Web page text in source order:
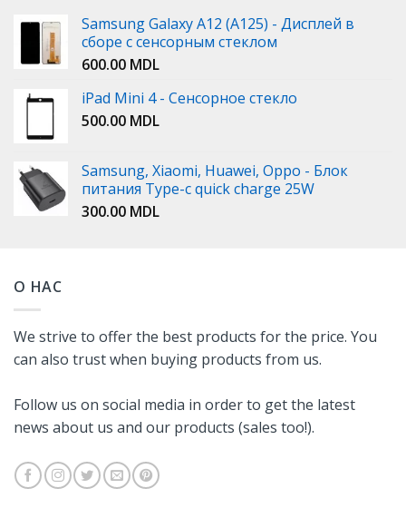
Samsung Galaxy A12 (A125) - Дисплей в
сборе с сенсорным стеклом
600.00 MDL
iPad Mini 4 - Сенсорное стекло
500.00 MDL
Samsung, Xiaomi, Huawei, Oppo - Блок
питания Type-c quick charge 25W
300.00 MDL
О НАС
We strive to offer the best products for the price. You
can also trust when buying products from us.
Follow us on social media in order to get the latest
news about us and our products (sales too!).